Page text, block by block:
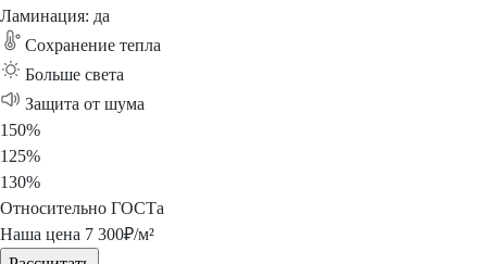
Ламинация: да
Сохранение тепла
Больше света
Защита от шума
150%
125%
130%
Относительно ГОСТа
Наша цена 7 300₽/м²